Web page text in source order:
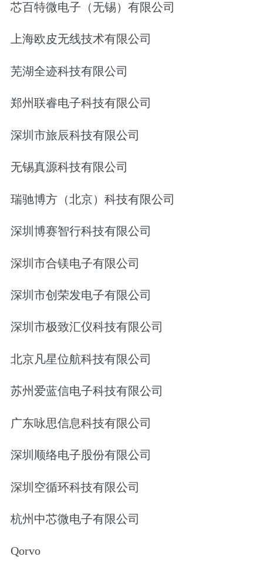
芯百特微电子（无锡）有限公司
上海欧皮无线技术有限公司
芜湖全迹科技有限公司
郑州联睿电子科技有限公司
深圳市旅辰科技有限公司
无锡真源科技有限公司
瑞驰博方（北京）科技有限公司
深圳博赛智行科技有限公司
深圳市合镁电子有限公司
深圳市创荣发电子有限公司
深圳市极致汇仪科技有限公司
北京凡星位航科技有限公司
苏州爱蓝信电子科技有限公司
广东咏思信息科技有限公司
深圳顺络电子股份有限公司
深圳空循环科技有限公司
杭州中芯微电子有限公司
Qorvo